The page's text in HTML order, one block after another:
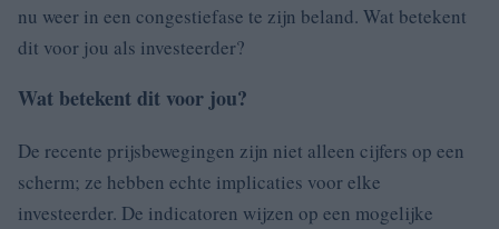
nu weer in een congestiefase te zijn beland. Wat betekent
dit voor jou als investeerder?
Wat betekent dit voor jou?
De recente prijsbewegingen zijn niet alleen cijfers op een
scherm; ze hebben echte implicaties voor elke
investeerder. De indicatoren wijzen op een mogelijke